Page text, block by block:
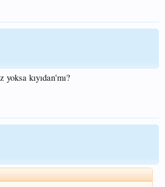
kıyıdan'mı?